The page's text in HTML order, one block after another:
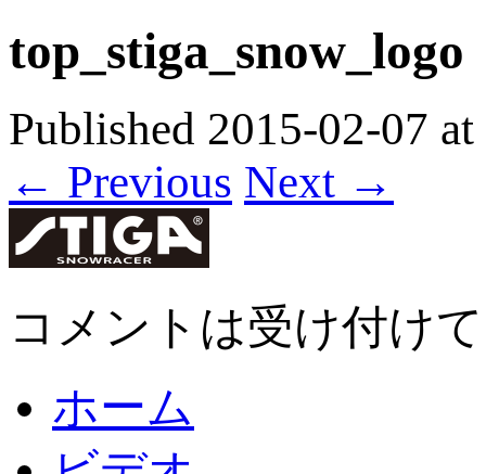
top_stiga_snow_logo
Published 2015-02-07 at
← Previous Next →
コメントは受け付け
ホーム